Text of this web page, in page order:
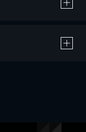
作品の購入 / レンタルです。
20％のポイント還元です。